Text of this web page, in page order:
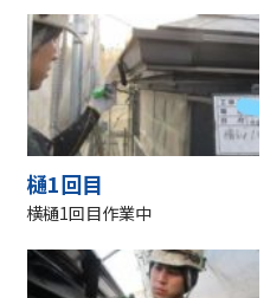
樋1回目
横樋1回目作業中